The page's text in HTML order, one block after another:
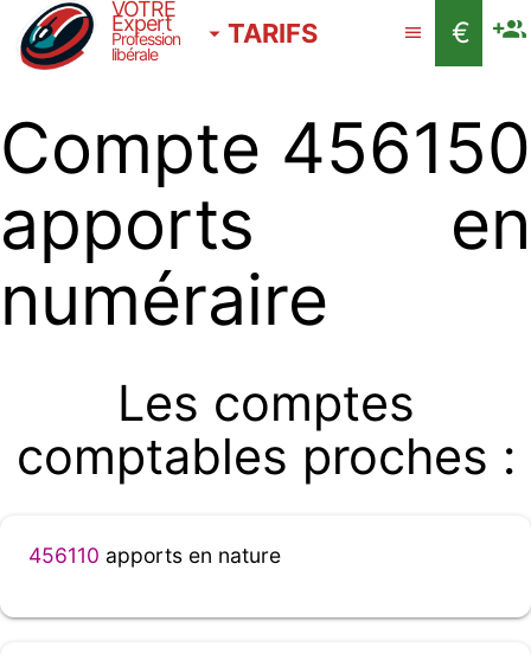
VOTRE
Expert
Profession
libérale
TARIFS €
Compte 456150
apports en
numéraire
Les comptes
comptables proches :
456110 apports en nature